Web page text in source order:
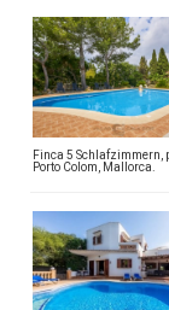
Finca 5 Schlafzimmern,
Porto Colom, Mallorca.